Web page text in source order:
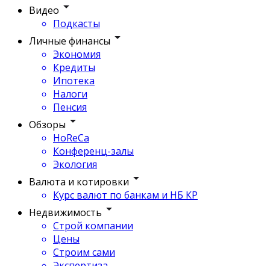
Видео
Подкасты
Личные финансы
Экономия
Кредиты
Ипотека
Налоги
Пенсия
Обзоры
HoReCa
Конференц-залы
Экология
Валюта и котировки
Курс валют по банкам и НБ КР
Недвижимость
Строй компании
Цены
Строим сами